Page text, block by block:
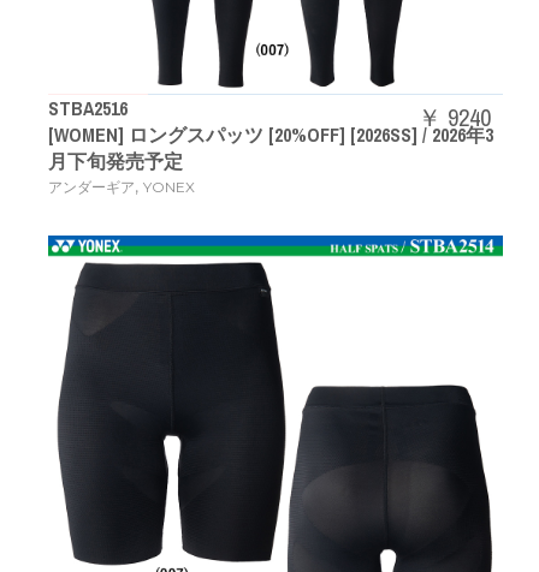
STBA2516
[WOMEN] ロングスパッツ [20%OFF] [2026SS] / 2026年3
月下旬発売予定
アンダーギア, YONEX
￥ 9240